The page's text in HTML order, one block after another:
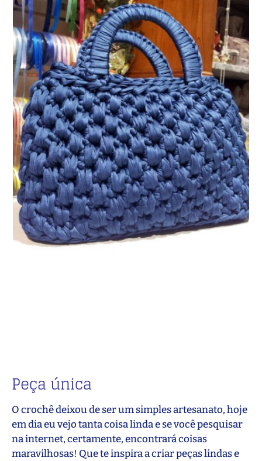
Peça única
O crochê deixou de ser um simples artesanato, hoje
em dia eu vejo tanta coisa linda e se você pesquisar
na internet, certamente, encontrará coisas
maravilhosas! Que te inspira a criar peças lindas e